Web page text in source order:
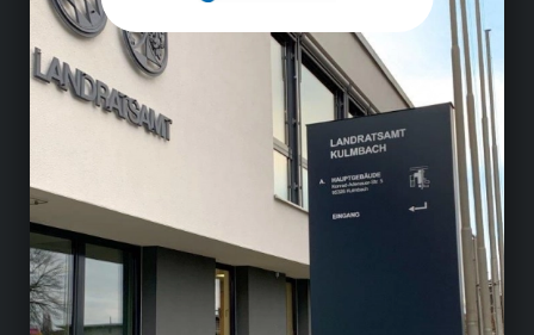
Kommunale Daseinsvorsorge (z.B. Schul- u.
Gesundheitswesen, Abfallentsorgung)
Jugend- und Sozialhilfe
Öffentl. Sicherheit u. Katastrophenschutz (z.B.
Bekämpfung der Corona-Pandemie)
Natur-, Umwelt- und Klimaschutz
Bau- und Verkehrswesen, u.v.m.